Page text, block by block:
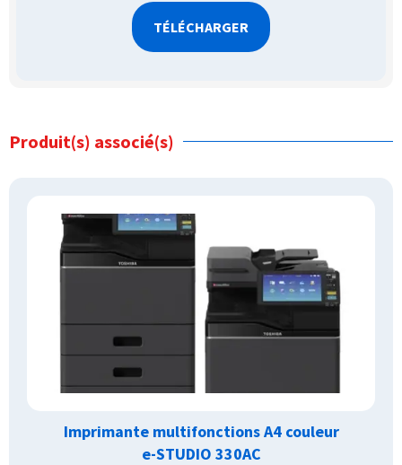
Produit(s) associé(s)
Imprimante multifonctions A4 couleur
e-STUDIO 330AC